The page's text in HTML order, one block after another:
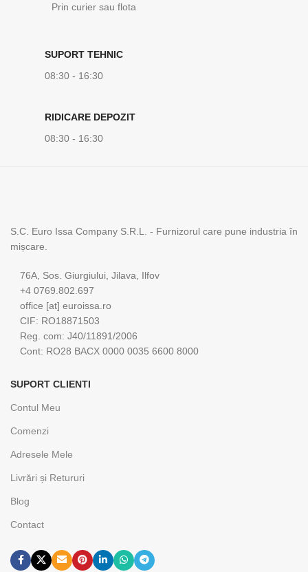
Prin curier sau flota
SUPORT TEHNIC
08:30 - 16:30
RIDICARE DEPOZIT
08:30 - 16:30
S.C. Euro Issa Company S.R.L. - Furnizorul care pune industria în
mișcare.
76A, Sos. Giurgiului, Jilava, Ilfov
+4 0769.802.697
office [at] euroissa.ro
CIF: RO18871503
Reg. com: J40/11891/2006
Cont: RO28 BACX 0000 0035 6600 8000
SUPORT CLIENTI
Contul Meu
Comenzi
Adresele Mele
Livrări și Retururi
Blog
Contact